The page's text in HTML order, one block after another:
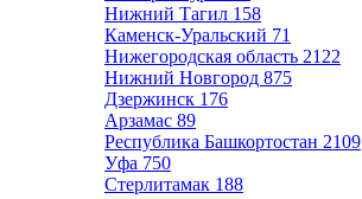
Нижний Тагил 158
Каменск-Уральский 71
Нижегородская область 2122
Нижний Новгород 875
Дзержинск 176
Арзамас 89
Республика Башкортостан 2109
Уфа 750
Стерлитамак 188